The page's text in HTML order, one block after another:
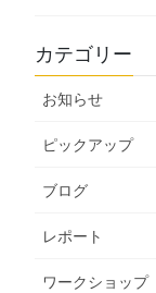
カテゴリー
お知らせ
ピックアップ
ブログ
レポート
ワークショップ